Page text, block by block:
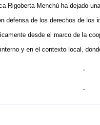
Rigoberta Menchú ha dejado
defensa de los derechos de
desde el marco de la
y en el contexto local,